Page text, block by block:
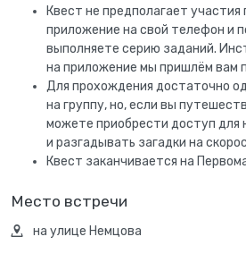
Квест не предполагает участия
приложение на свой телефон и
выполняете серию заданий.
на приложение мы пришлём вам
Для прохождения достаточно
на группу, но, если вы
можете приобрести доступ для
и разгадывать загадки на
Квест заканчивается на
Место встречи
на улице Немцова